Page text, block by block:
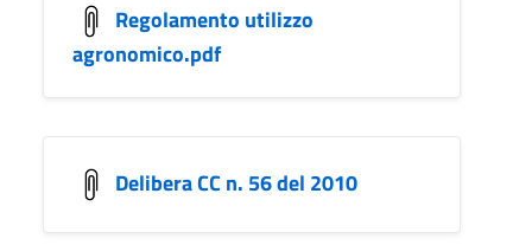
Regolamento utilizzo
agronomico.pdf
Delibera CC n. 56 del 2010